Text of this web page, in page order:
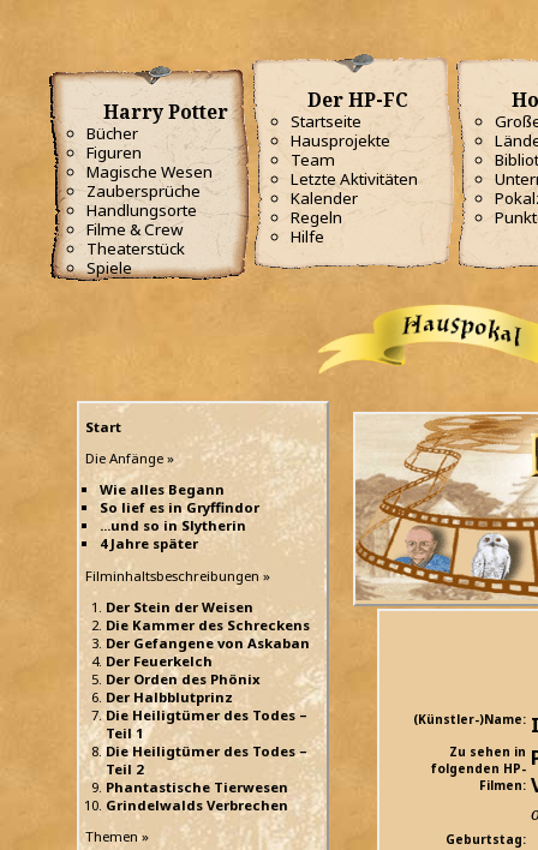
Harry Potter
Bücher
Figuren
Magische Wesen
Zaubersprüche
Handlungsorte
Filme & Crew
Theaterstück
Spiele
Der HP-FC
Startseite
Hausprojekte
Team
Letzte Aktivitäten
Kalender
Regeln
Hilfe
Start
Die Anfänge »
Wie alles Begann
So lief es in Gryffindor
...und so in Slytherin
4 Jahre später
Filminhaltsbeschreibungen »
Der Stein der Weisen
Die Kammer des Schreckens
Der Gefangene von Askaban
Der Feuerkelch
Der Orden des Phönix
Der Halbblutprinz
Die Heiligtümer des Todes –
Teil 1
Die Heiligtümer des Todes –
Teil 2
Phantastische Tierwesen
Grindelwalds Verbrechen
Themen »
(Künstler-)Name:
Zu sehen in
folgenden HP-
Filmen:
Geburtstag: